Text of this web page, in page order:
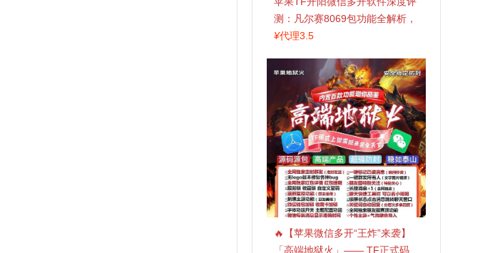
测：凡尔赛8069包功能全解析，
TestFlight稳定版上架，激活认准
¥代理3.5
🔥【苹果微信多开“王炸”来袭】
「高端地狱火」—— TF正式码